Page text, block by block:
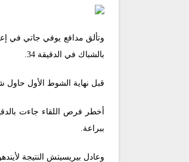
وتألق مدافع يوفي جاتي في
بالشباك في الدقيقة 34.
قبل نهاية الشوط الأول حاول
ببراعة.
وعادل بيريسيتش النتيجة لأيندهوفن بالدقيقة 56، مستغلا تسديدة شتتها ماكيني برأسية من الدفاع وارتدت للجانب الأيمن